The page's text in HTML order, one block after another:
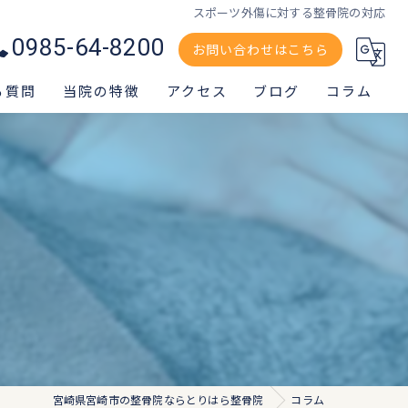
スポーツ外傷に対する整骨院の対応
0985-64-8200 お問い合わせはこちら
質問 当院の特徴
肩
アクセス ブログ コラム
宮崎県宮崎市の整骨院ならとりはら整骨院 コラム